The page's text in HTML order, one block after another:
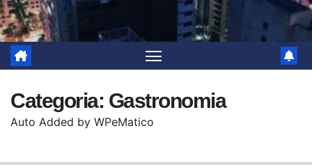
Categoria: Gastronomia
Auto Added by WPeMatico